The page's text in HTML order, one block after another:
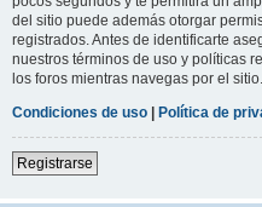
del sitio puede además otorgar
registrados. Antes de identificarte
nuestros términos de uso y políticas
los foros mientras navegas por el sitio.
Condiciones de uso | Política de
Registrarse